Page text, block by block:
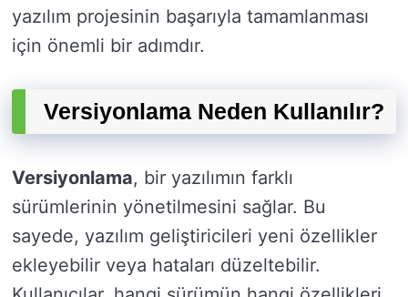
yazılım projesinin başarıyla tamamlanması
için önemli bir adımdır.
Versiyonlama Neden Kullanılır?
Versiyonlama, bir yazılımın farklı
sürümlerinin yönetilmesini sağlar. Bu
sayede, yazılım geliştiricileri yeni özellikler
ekleyebilir veya hataları düzeltebilir.